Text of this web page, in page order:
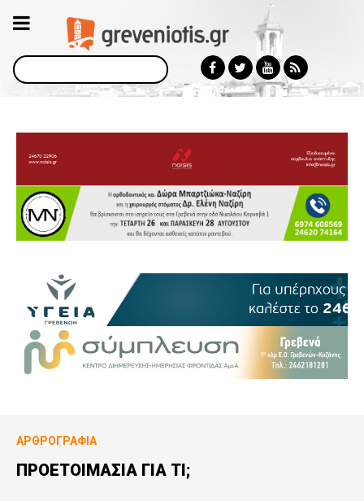
Αναζήτηση
ΑΡΘΡΟΓΡΑΦΊΑ
ΠΡΟΕΤΟΙΜΑΣΙΑ ΓΙΑ ΤΙ;